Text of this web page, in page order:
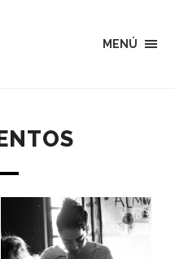
MENÚ